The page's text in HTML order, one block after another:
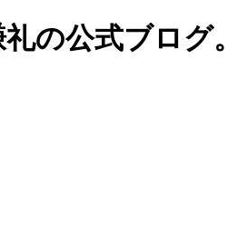
の公式ブログ。